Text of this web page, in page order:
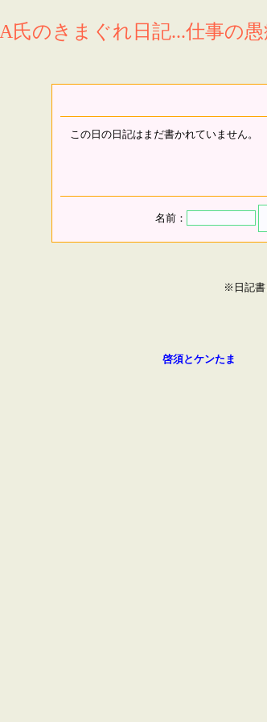
A氏のきまぐれ日記...仕事の
この日の日記はまだ書かれていません。
名前：
※日記書
啓須とケンたま